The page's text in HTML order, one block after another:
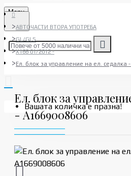
Menu
Вашата количка е празна!
АВТОЧАСТИ ВТОРА УПОТРЕБА
GL/GLS
X166 01/2012 -
Ел. блок за управление на ел. седалка -
Ел. блок за
- A1669008606